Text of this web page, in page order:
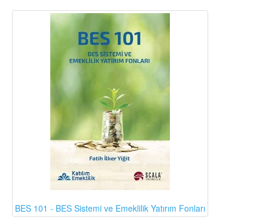
BES 101 - BES Sistemi ve Emeklilik Yatırım Fonları